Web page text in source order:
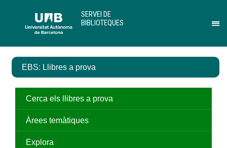
contingut
el
de
SERVEI DE
BIBLIOTEQUES
EBS: Llibres a prova
Cerca els llibres a prova
Àrees temàtiques
Explora